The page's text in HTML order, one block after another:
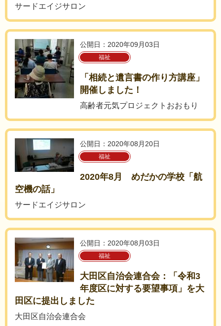
サードエイジサロン
公開日：2020年09月03日
福祉
「相続と遺言書の作り方講座」
開催しました！
高齢者元気プロジェクトおおもり
公開日：2020年08月20日
福祉
2020年8月 めだかの学校「航
空機の話」
サードエイジサロン
公開日：2020年08月03日
福祉
大田区自治会連合会：「令和3
年度区に対する要望事項」を大
田区に提出しました
大田区自治会連合会